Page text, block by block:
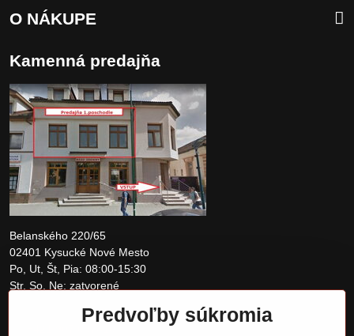
O NÁKUPE
Kamenná predajňa
Belanského 220/65
02401 Kysucké Nové Mesto
Po, Ut, Št, Pia: 08:00-15:30
Str, So, Ne: zatvorené
Predvoľby súkromia